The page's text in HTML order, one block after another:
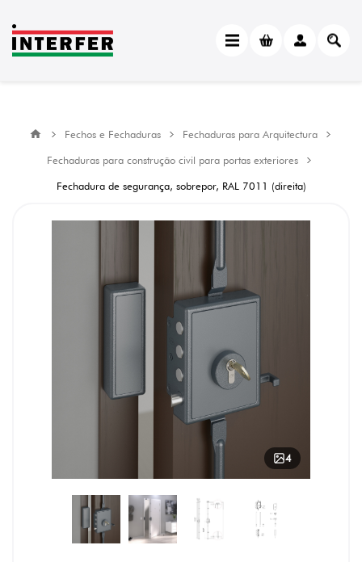
Fechos e Fechaduras
Fechaduras para Arquitectura
Fechaduras para construção civil para portas exteriores
Fechadura de segurança, sobrepor, RAL 7011 (direita)
4